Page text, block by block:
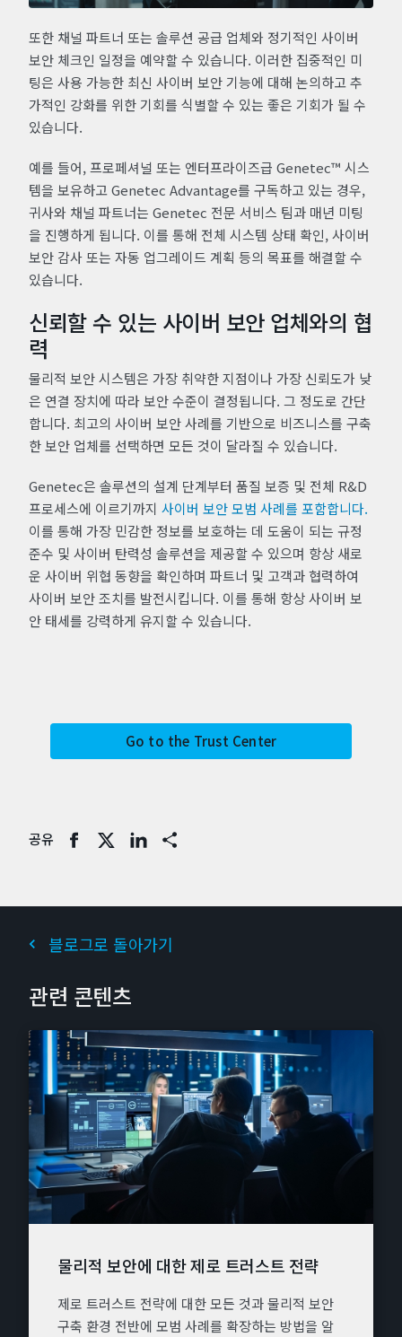
또한 채널 파트너 또는 솔루션 공급 업체와 정기적인 사이버
보안 체크인 일정을 예약할 수 있습니다. 이러한 집중적인 미
팅은 사용 가능한 최신 사이버 보안 기능에 대해 논의하고 추
가적인 강화를 위한 기회를 식별할 수 있는 좋은 기회가 될 수
있습니다.
예를 들어, 프로페셔널 또는 엔터프라이즈급 Genetec™ 시스
템을 보유하고 Genetec Advantage를 구독하고 있는 경우,
귀사와 채널 파트너는 Genetec 전문 서비스 팀과 매년 미팅
을 진행하게 됩니다. 이를 통해 전체 시스템 상태 확인, 사이버
보안 감사 또는 자동 업그레이드 계획 등의 목표를 해결할 수
있습니다.
신뢰할 수 있는 사이버 보안 업체와의 협
력
물리적 보안 시스템은 가장 취약한 지점이나 가장 신뢰도가 낮
은 연결 장치에 따라 보안 수준이 결정됩니다. 그 정도로 간단
합니다. 최고의 사이버 보안 사례를 기반으로 비즈니스를 구축
한 보안 업체를 선택하면 모든 것이 달라질 수 있습니다.
Genetec은 솔루션의 설계 단계부터 품질 보증 및 전체 R&D
프로세스에 이르기까지 사이버 보안 모범 사례를 포함합니다.
이를 통해 가장 민감한 정보를 보호하는 데 도움이 되는 규정
준수 및 사이버 탄력성 솔루션을 제공할 수 있으며 항상 새로
운 사이버 위협 동향을 확인하며 파트너 및 고객과 협력하여
사이버 보안 조치를 발전시킵니다. 이를 통해 항상 사이버 보
안 태세를 강력하게 유지할 수 있습니다.
Go to the Trust Center
공유 Share
블로그로 돌아가기
관련 콘텐츠
물리적 보안에 대한 제로 트러스트 전략
제로 트러스트 전략에 대한 모든 것과 물리적 보안
구축 환경 전반에 모범 사례를 확장하는 방법을 알